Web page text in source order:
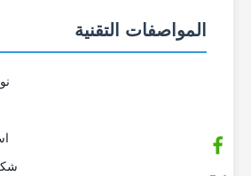
المواصفات التقنية